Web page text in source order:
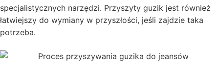
specjalistycznych narzędzi. Przyszyty guzik jest również
łatwiejszy do wymiany w przyszłości, jeśli zajdzie taka
potrzeba.